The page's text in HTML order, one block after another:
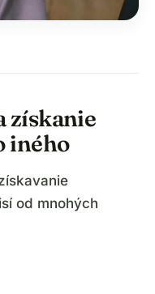
získanie
iného
od mnohých